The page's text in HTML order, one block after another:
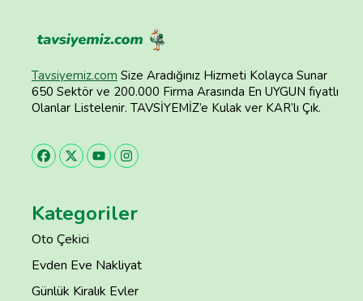
Tavsiyemiz.com Size Aradığınız Hizmeti Kolayca Sunar
650 Sektör ve 200.000 Firma Arasında En UYGUN fiyatlı
Olanlar Listelenir. TAVSİYEMİZ’e Kulak ver KAR’lı Çık.
Kategoriler
Oto Çekici
Evden Eve Nakliyat
Günlük Kiralık Evler